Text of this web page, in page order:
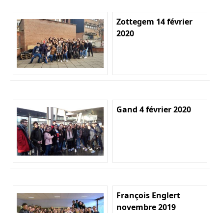
Zottegem 14 février
2020
Gand 4 février 2020
François Englert
novembre 2019